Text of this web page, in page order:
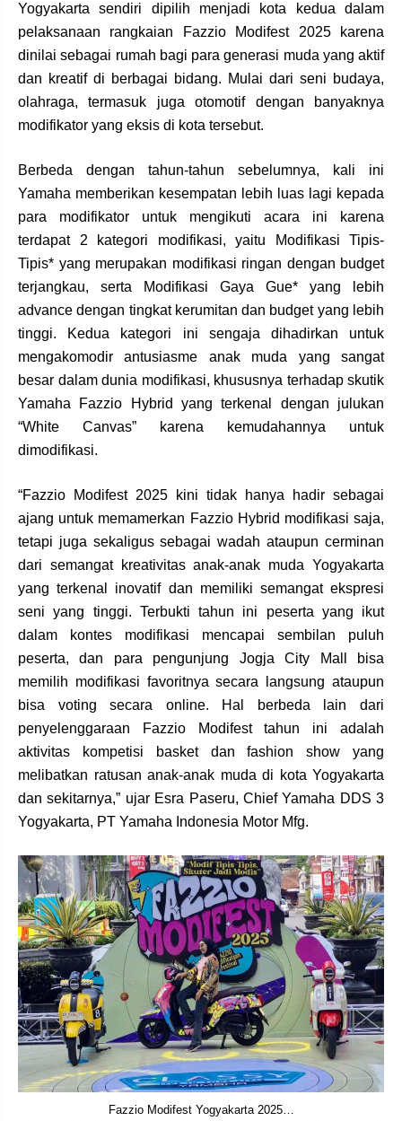
Yogyakarta sendiri dipilih menjadi kota kedua dalam
pelaksanaan rangkaian Fazzio Modifest 2025 karena
dinilai sebagai rumah bagi para generasi muda yang aktif
dan kreatif di berbagai bidang. Mulai dari seni budaya,
olahraga, termasuk juga otomotif dengan banyaknya
modifikator yang eksis di kota tersebut.
Berbeda dengan tahun-tahun sebelumnya, kali ini
Yamaha memberikan kesempatan lebih luas lagi kepada
para modifikator untuk mengikuti acara ini karena
terdapat 2 kategori modifikasi, yaitu Modifikasi Tipis-
Tipis* yang merupakan modifikasi ringan dengan budget
terjangkau, serta Modifikasi Gaya Gue* yang lebih
advance dengan tingkat kerumitan dan budget yang lebih
tinggi. Kedua kategori ini sengaja dihadirkan untuk
mengakomodir antusiasme anak muda yang sangat
besar dalam dunia modifikasi, khususnya terhadap skutik
Yamaha Fazzio Hybrid yang terkenal dengan julukan
“White Canvas” karena kemudahannya untuk
dimodifikasi.
“Fazzio Modifest 2025 kini tidak hanya hadir sebagai
ajang untuk memamerkan Fazzio Hybrid modifikasi saja,
tetapi juga sekaligus sebagai wadah ataupun cerminan
dari semangat kreativitas anak-anak muda Yogyakarta
yang terkenal inovatif dan memiliki semangat ekspresi
seni yang tinggi. Terbukti tahun ini peserta yang ikut
dalam kontes modifikasi mencapai sembilan puluh
peserta, dan para pengunjung Jogja City Mall bisa
memilih modifikasi favoritnya secara langsung ataupun
bisa voting secara online. Hal berbeda lain dari
penyelenggaraan Fazzio Modifest tahun ini adalah
aktivitas kompetisi basket dan fashion show yang
melibatkan ratusan anak-anak muda di kota Yogyakarta
dan sekitarnya,” ujar Esra Paseru, Chief Yamaha DDS 3
Yogyakarta, PT Yamaha Indonesia Motor Mfg.
Fazzio Modifest Yogyakarta 2025…